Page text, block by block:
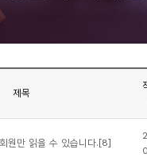
제목
원만 읽을 수 있습니다. [8]